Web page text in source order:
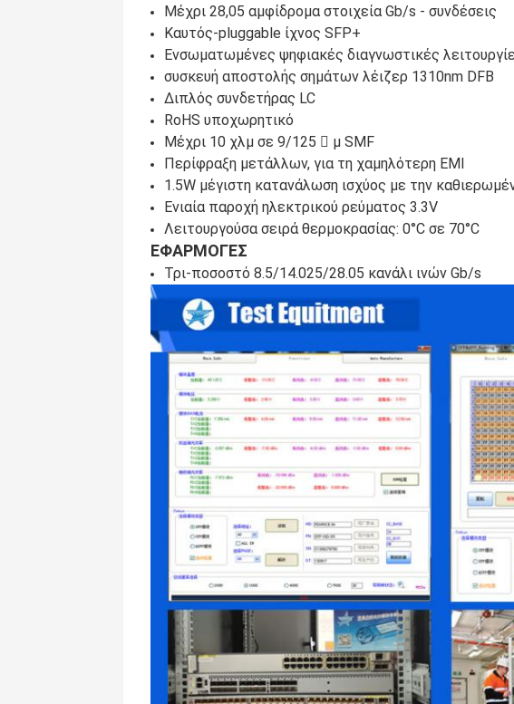
Μέχρι 28,05 αμφίδρομα στοιχεία Gb/s - συνδέσεις
Καυτός-pluggable ίχνος SFP+
Ενσωματωμένες ψηφιακές διαγνωστικές
συσκευή αποστολής σημάτων λέιζερ 1310nm DFB
Διπλός συνδετήρας LC
RoHS υποχωρητικό
Μέχρι 10 χλμ σε 9/125  μ SMF
Περίφραξη μετάλλων, για τη χαμηλότερη EMI
1.5W μέγιστη κατανάλωση ισχύος με την
Ενιαία παροχή ηλεκτρικού ρεύματος 3.3V
Λειτουργούσα σειρά θερμοκρασίας: 0°C σε 70°C
ΕΦΑΡΜΟΓΕΣ
Τρι-ποσοστό 8.5/14.025/28.05 κανάλι ινών Gb/s